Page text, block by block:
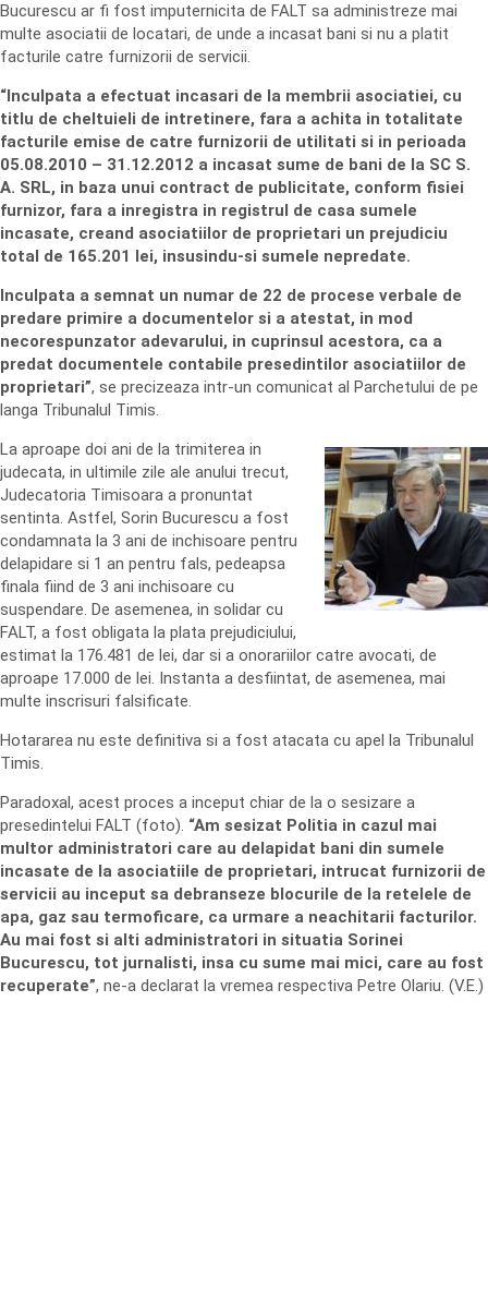
Bucurescu ar fi fost imputernicita de FALT sa administreze mai
multe asociatii de locatari, de unde a incasat bani si nu a platit
facturile catre furnizorii de servicii.
“Inculpata a efectuat incasari de la membrii asociatiei, cu
titlu de cheltuieli de intretinere, fara a achita in totalitate
facturile emise de catre furnizorii de utilitati si in perioada
05.08.2010 – 31.12.2012 a incasat sume de bani de la SC S.
A. SRL, in baza unui contract de publicitate, conform fisiei
furnizor, fara a inregistra in registrul de casa sumele
incasate, creand asociatiilor de proprietari un prejudiciu
total de 165.201 lei, insusindu-si sumele nepredate.
Inculpata a semnat un numar de 22 de procese verbale de
predare primire a documentelor si a atestat, in mod
necorespunzator adevarului, in cuprinsul acestora, ca a
predat documentele contabile presedintilor asociatiilor de
proprietari”, se precizeaza intr-un comunicat al Parchetului de pe
langa Tribunalul Timis.
La aproape doi ani de la trimiterea in
judecata, in ultimile zile ale anului trecut,
Judecatoria Timisoara a pronuntat
sentinta. Astfel, Sorin Bucurescu a fost
condamnata la 3 ani de inchisoare pentru
delapidare si 1 an pentru fals, pedeapsa
finala fiind de 3 ani inchisoare cu
suspendare. De asemenea, in solidar cu
FALT, a fost obligata la plata prejudiciului,
estimat la 176.481 de lei, dar si a onorariilor catre avocati, de
aproape 17.000 de lei. Instanta a desfiintat, de asemenea, mai
multe inscrisuri falsificate.
Hotararea nu este definitiva si a fost atacata cu apel la Tribunalul
Timis.
Paradoxal, acest proces a inceput chiar de la o sesizare a
presedintelui FALT (foto). “Am sesizat Politia in cazul mai
multor administratori care au delapidat bani din sumele
incasate de la asociatiile de proprietari, intrucat furnizorii de
servicii au inceput sa debranseze blocurile de la retelele de
apa, gaz sau termoficare, ca urmare a neachitarii facturilor.
Au mai fost si alti administratori in situatia Sorinei
Bucurescu, tot jurnalisti, insa cu sume mai mici, care au fost
recuperate”, ne-a declarat la vremea respectiva Petre Olariu. (V.E.)